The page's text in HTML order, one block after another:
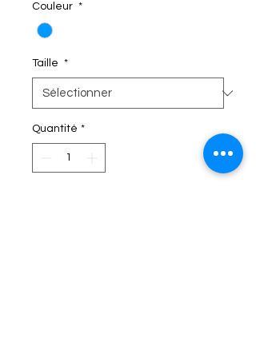
Couleur *
Taille *
Quantité *